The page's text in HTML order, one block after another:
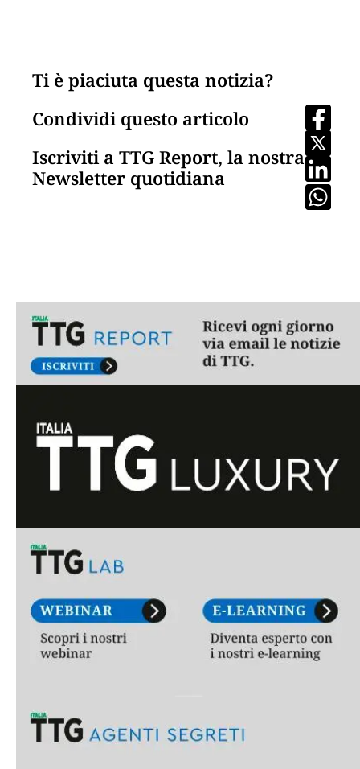
Ti è piaciuta questa notizia?
Condividi questo articolo
Iscriviti a TTG Report, la nostra
Newsletter quotidiana